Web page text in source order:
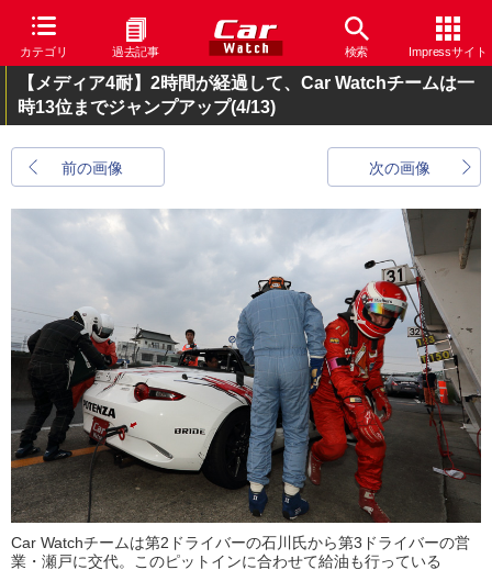
カテゴリ 過去記事 検索 Impressサイト
【メディア4耐】2時間が経過して、Car Watchチームは一
時13位までジャンプアップ(4/13)
前の画像 次の画像
Car Watchチームは第2ドライバーの石川氏から第3ドライバーの営
業・瀬戸に交代。このピットインに合わせて給油も行っている